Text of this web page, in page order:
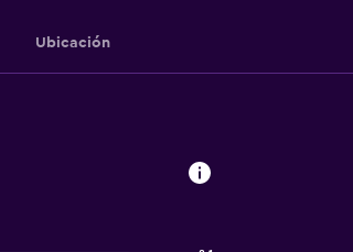
Ubicación